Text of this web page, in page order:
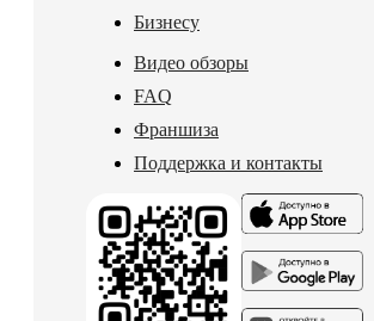
Бизнесу
Видео обзоры
FAQ
Франшиза
Поддержка и контакты